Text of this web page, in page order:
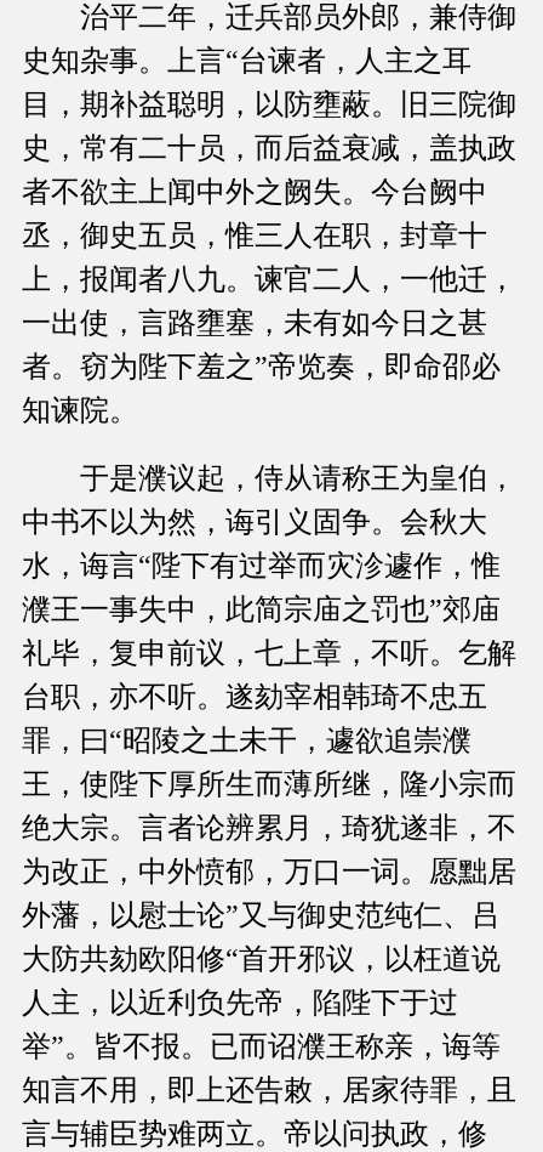
治平二年，迁兵部员外郎，兼侍御
史知杂事。上言“台谏者，人主之耳
目，期补益聪明，以防壅蔽。旧三院御
史，常有二十员，而后益衰减，盖执政
者不欲主上闻中外之阙失。今台阙中
丞，御史五员，惟三人在职，封章十
上，报闻者八九。谏官二人，一他迁，
一出使，言路壅塞，未有如今日之甚
者。窃为陛下羞之”帝览奏，即命邵必
知谏院。
于是濮议起，侍从请称王为皇伯，
中书不以为然，诲引义固争。会秋大
水，诲言“陛下有过举而灾沴遽作，惟
濮王一事失中，此简宗庙之罚也”郊庙
礼毕，复申前议，七上章，不听。乞解
台职，亦不听。遂劾宰相韩琦不忠五
罪，曰“昭陵之土未干，遽欲追崇濮
王，使陛下厚所生而薄所继，隆小宗而
绝大宗。言者论辨累月，琦犹遂非，不
为改正，中外愤郁，万口一词。愿黜居
外藩，以慰士论”又与御史范纯仁、吕
大防共劾欧阳修“首开邪议，以枉道说
人主，以近利负先帝，陷陛下于过
举”。皆不报。已而诏濮王称亲，诲等
知言不用，即上还告敕，居家待罪，且
言与辅臣势难两立。帝以问执政，修